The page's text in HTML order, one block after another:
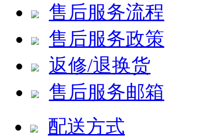
售后服务流程
售后服务政策
返修/退换货
售后服务邮箱
配送方式